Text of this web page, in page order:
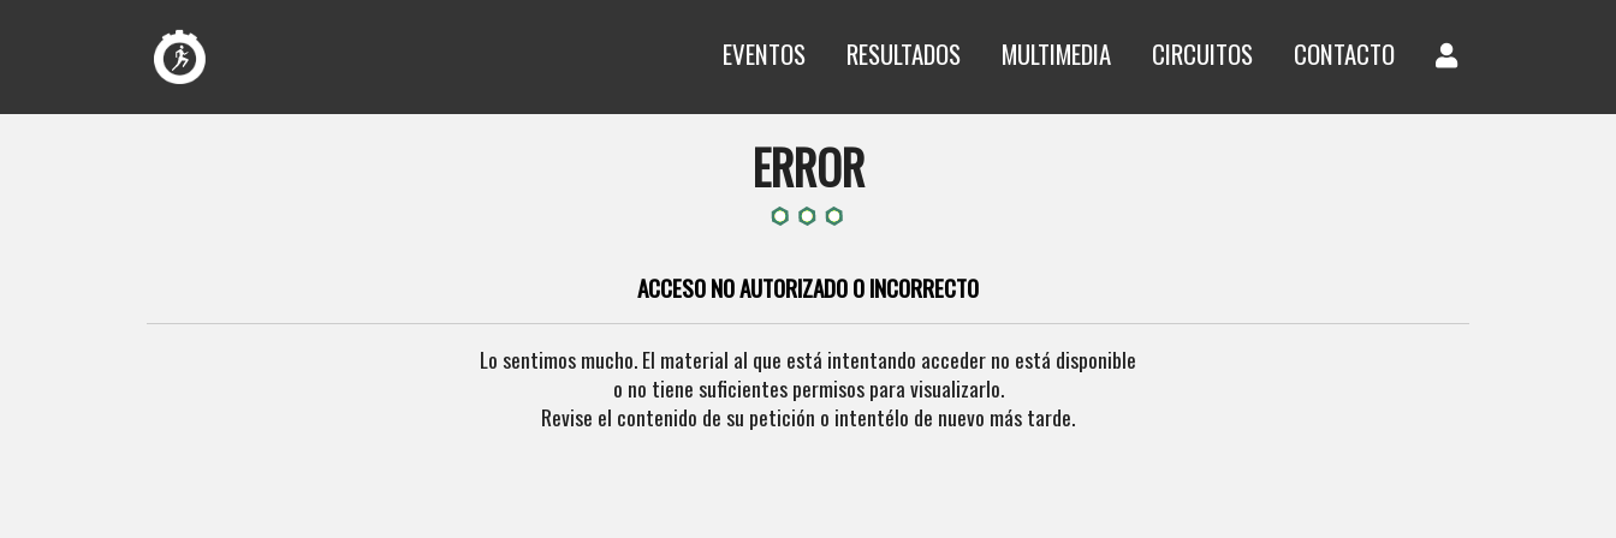
EVENTOS RESULTADOS MULTIMEDIA CIRCUITOS CONTACTO
ERROR
ACCESO NO AUTORIZADO O INCORRECTO
Lo sentimos mucho. El material al que está intentando acceder no está disponible
o no tiene suficientes permisos para visualizarlo.
Revise el contenido de su petición o intentélo de nuevo más tarde.